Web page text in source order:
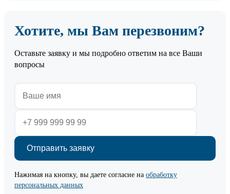
Хотите, мы Вам перезвоним?
Оставьте заявку и мы подробно ответим на все Ваши
вопросы
Нажимая на кнопку, вы даете согласие на обработку
персональных данных